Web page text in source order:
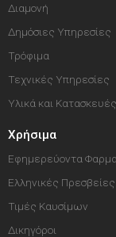
Διαμονή
Δημόσιες Υπηρεσίες
Τρόφιμα
Τεχνικές Υπηρεσίες
Υλικά και Κατασκευές
Χρήσιμα
Εφημερεύοντα
Ελληνικές Πρεσβείες
Τιμές Καυσίμων
Δικηγόροι